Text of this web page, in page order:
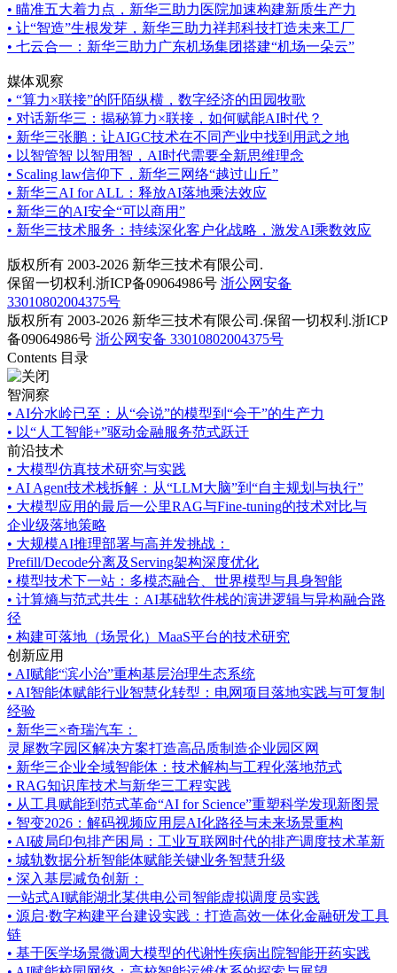
• 瞄准五大着力点，新华三助力医院加速构建新质生产力
• 让“智造”生根发芽，新华三助力祥邦科技打造未来工厂
• 七云合一：新华三助力广东机场集团搭建“机场一朵云”
媒体观察
• “算力×联接”的阡陌纵横，数字经济的田园牧歌
• 对话新华三：揭秘算力×联接，如何赋能AI时代？
• 新华三张鹏：让AIGC技术在不同产业中找到用武之地
• 以智管智 以智用智，AI时代需要全新思维理念
• Scaling law信仰下，新华三网络“越过山丘”
• 新华三AI for ALL：释放AI落地乘法效应
• 新华三的AI安全“可以商用”
• 新华三技术服务：持续深化客户化战略，激发AI乘数效应
版权所有 2003-2026 新华三技术有限公司.
保留一切权利.浙ICP备09064986号 浙公网安备
33010802004375号
版权所有 2003-2026 新华三技术有限公司.保留一切权利.浙ICP
备09064986号 浙公网安备 33010802004375号
Contents 目录
智洞察
• AI分水岭已至：从“会说”的模型到“会干”的生产力
• 以“人工智能+”驱动金融服务范式跃迁
前沿技术
• 大模型仿真技术研究与实践
• AI Agent技术栈拆解：从“LLM大脑”到“自主规划与执行”
• 大模型应用的最后一公里RAG与Fine-tuning的技术对比与
企业级落地策略
• 大规模AI推理部署与高并发挑战：
Prefill/Decode分离及Serving架构深度优化
• 模型技术下一站：多模态融合、世界模型与具身智能
• 计算熵与范式共生：AI基础软件栈的演进逻辑与异构融合路
径
• 构建可落地（场景化）MaaS平台的技术研究
创新应用
• AI赋能“滨小治”重构基层治理生态系统
• AI智能体赋能行业智慧化转型：电网项目落地实践与可复制
经验
• 新华三×奇瑞汽车：
灵犀数字园区解决方案打造高品质制造企业园区网
• 新华三企业全域智能体：技术解构与工程化落地范式
• RAG知识库技术与新华三工程实践
• 从工具赋能到范式革命“AI for Science”重塑科学发现新图景
• 智变2026：解码视频应用层AI化路径与未来场景重构
• AI破局印包排产困局：工业互联网时代的排产调度技术革新
• 城轨数据分析智能体赋能关键业务智慧升级
• 深入基层减负创新：
一站式AI赋能湖北某供电公司智能虚拟调度员实践
• 源启·数字构建平台建设实践：打造高效一体化金融研发工具
链
• 基于医学场景微调大模型的代谢性疾病出院智能开药实践